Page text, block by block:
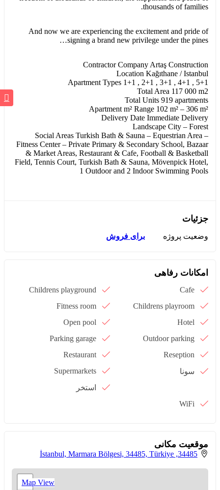
thousands of families.
And now we are experiencing the excitement and pride of
signing a brand new privilege under the pines…
Contractor Company Artaş Construction
Location Kağıthane / Istanbul
Apartment Types 1+1 , 2+1 , 3+1 , 4+1 , 5+1
Total Area 117 000 m2
Total Units 919 apartments
Apartment m² Range 102 m² – 306 m²
Delivery Date Immediate Delivery
Landscape City – Forest
Social Areas Turkish Bath & Sauna – Equestrian Area –
Fitness Center – Private Primary & Secondary School, Bazaar
& Market Areas, Restaurant & Cafe, Football & Basketball
Field, Tennis Court, Turkish Bath & Sauna, Mövenpick Hotel,
1 Outdoor and 2 Indoor Swimming Pools
جزئیات
وضعیت پروژه برای فروش
امکانات رفاهی
Cafe
Childrens playground
Childrens playroom
Fitness room
Hotel
Open pool
Outdoor parking
Parking garage
Reseption
Restaurant
سونا
Supermarkets
استخر
WiFi
موقعیت مکانی
34485, İstanbul, Marmara Bölgesi, 34485, Türkiye
+
Map View